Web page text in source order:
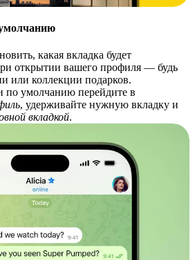
какая вкладка будет
открытии вашего профиля — будь
или коллекции подарков.
по умолчанию перейдите в
, удерживайте нужную вкладку и
вкладкой.